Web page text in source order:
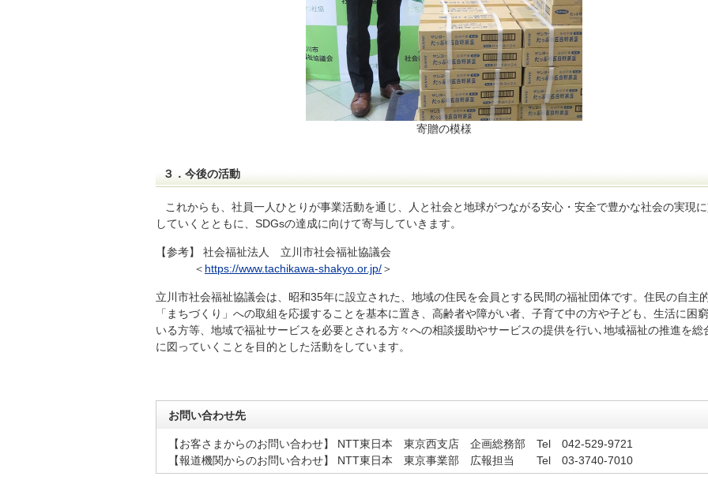
寄贈の模様
３．今後の活動
これからも、社員一人ひとりが事業活動を通じ、人と社会と地球がつながる安心・安全で豊かな社会の実現
していくとともに、SDGsの達成に向けて寄与していきます。
【参考】 社会福祉法人 立川市社会福祉協議会
＜ https://www.tachikawa-shakyo.or.jp/＞
立川市社会福祉協議会は、昭和35年に設立された、地域の住民を会員とする民間の福祉団体です。住民の自主
「まちづくり」への取組を応援することを基本に置き、高齢者や障がい者、子育て中の方や子ども、生活に困
いる方等、地域で福祉サービスを必要とされる方々への相談援助やサービスの提供を行い､地域福祉の推進を総
に図っていくことを目的とした活動をしています。
お問い合わせ先
【お客さまからのお問い合わせ】 NTT東日本 東京西支店 企画総務部 Tel 042-529-9721
【報道機関からのお問い合わせ】 NTT東日本 東京事業部 広報担当 Tel 03-3740-7010